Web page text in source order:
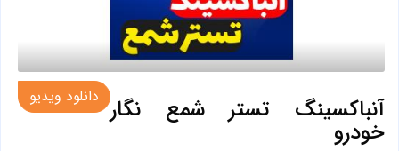
دانلود ویدیو آنباکسینگ تستر شمع نگار
خودرو